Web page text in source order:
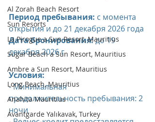
Al Zorah Beach Resort
Sun Resorts
La Pirogue a Sun Resort, Mauritius
Sugar Beach a Sun Resort, Mauritius
Ambre a Sun Resort, Mauritius
Long Beach, Mauritius
Anahita Mauritius
Avantgarde Yalıkavak, Turkey
Период пребывания: с момента
открытия и до 21 декабря 2026 года
Дата бронирования: до 19
декабря 2026 г
Условия:
- Минимальная
продолжительность пребывания: 2
ночи